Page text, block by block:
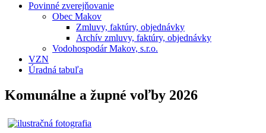
Povinné zverejňovanie
Obec Makov
Zmluvy, faktúry, objednávky
Archív zmluvy, faktúry, objednávky
Vodohospodár Makov, s.r.o.
VZN
Úradná tabuľa
Komunálne a župné voľby 2026